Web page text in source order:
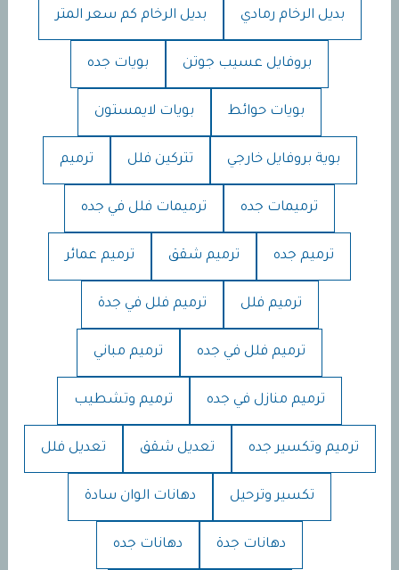
بديل الرخام رمادي بديل الرخام كم سعر المتر
بروفايل عسيب جوتن بويات جده
بويات حوائط بويات لايمستون
بوية بروفايل خارجي تتركين فلل ترميم
ترميمات جده ترميمات فلل في جده
ترميم جده ترميم شقق ترميم عمائر
ترميم فلل ترميم فلل في جدة
ترميم فلل في جده ترميم مباني
ترميم منازل في جده ترميم وتشطيب
ترميم وتكسير جده تعديل شقق تعديل فلل
تكسير وترحيل دهانات الوان سادة
دهانات جدة دهانات جده